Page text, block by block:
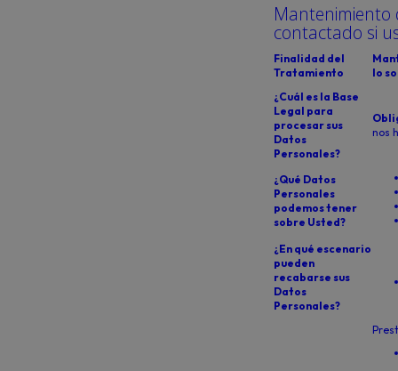
Mantenimiento
contactado si
Finalidad del
Tratamiento
lo
¿Cuál es la Base
Legal para
procesar sus
Datos
Personales?
nos
¿Qué Datos
Personales
podemos tener
sobre Usted?
¿En qué escenario
pueden
recabarse sus
Datos
Personales?